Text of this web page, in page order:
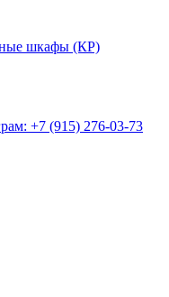
шкафы (КР)
+7 (915) 276-03-73